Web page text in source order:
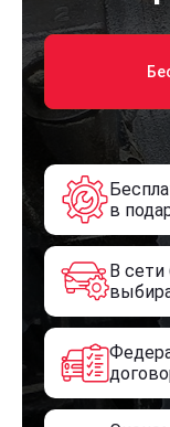
в
В сети